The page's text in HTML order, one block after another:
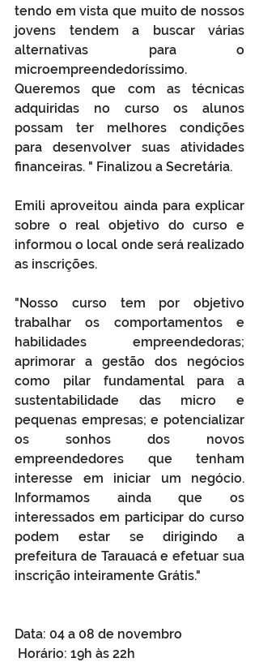
tendo em vista que muito de nossos
jovens tendem a buscar várias
alternativas para o
microempreendedoríssimo.
Queremos que com as técnicas
adquiridas no curso os alunos
possam ter melhores condições
para desenvolver suas atividades
financeiras. " Finalizou a Secretária.
Emili aproveitou ainda para explicar
sobre o real objetivo do curso e
informou o local onde será realizado
as inscrições.
"Nosso curso tem por objetivo
trabalhar os comportamentos e
habilidades empreendedoras;
aprimorar a gestão dos negócios
como pilar fundamental para a
sustentabilidade das micro e
pequenas empresas; e potencializar
os sonhos dos novos
empreendedores que tenham
interesse em iniciar um negócio.
Informamos ainda que os
interessados em participar do curso
podem estar se dirigindo a
prefeitura de Tarauacá e efetuar sua
inscrição inteiramente Grátis."
Data: 04 a 08 de novembro
Horário: 19h às 22h